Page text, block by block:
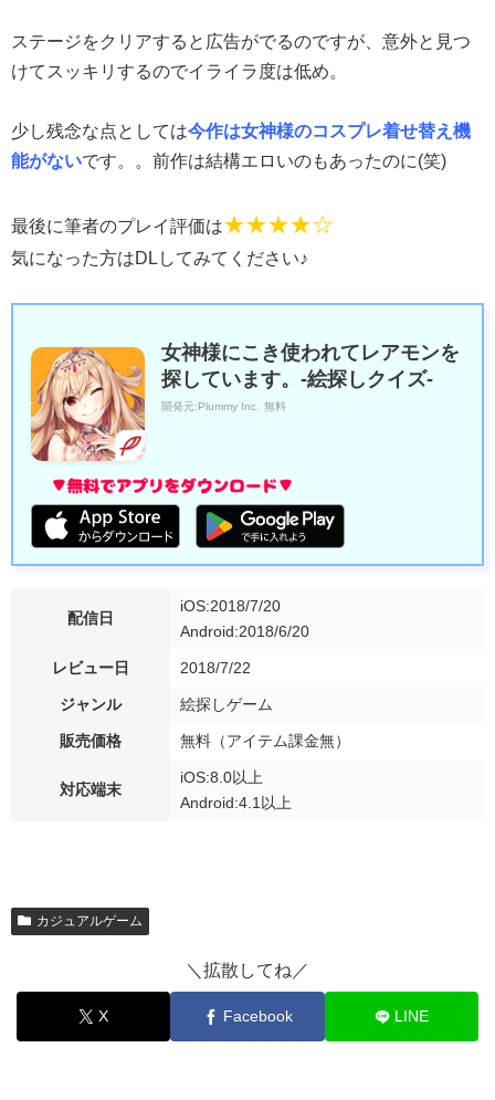
ステージをクリアすると広告がでるのですが、意外と見つ
けてスッキリするのでイライラ度は低め。
少し残念な点としては今作は女神様のコスプレ着せ替え機
能がないです。。前作は結構エロいのもあったのに(笑)
最後に筆者のプレイ評価は★★★★☆
気になった方はDLしてみてください♪
女神様にこき使われてレアモンを
探しています。-絵探しクイズ-
開発元:Plummy Inc. 無料
配信日
iOS:2018/7/20
Android:2018/6/20
レビュー日 2018/7/22
ジャンル 絵探しゲーム
販売価格 無料（アイテム課金無）
対応端末
iOS:8.0以上
Android:4.1以上
カジュアルゲーム
＼拡散してね／
X Facebook LINE